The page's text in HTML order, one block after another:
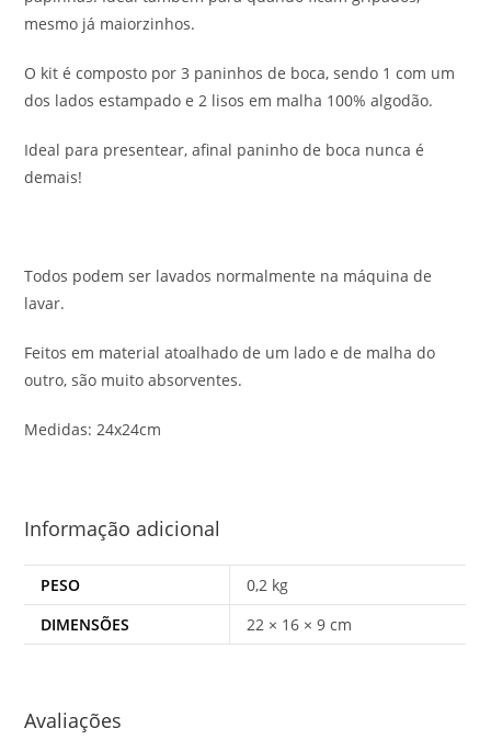
mesmo já maiorzinhos.
O kit é composto por 3 paninhos de boca, sendo 1 com um
dos lados estampado e 2 lisos em malha 100% algodão.
Ideal para presentear, afinal paninho de boca nunca é
demais!
Todos podem ser lavados normalmente na máquina de
lavar.
Feitos em material atoalhado de um lado e de malha do
outro, são muito absorventes.
Medidas: 24x24cm
Informação adicional
PESO
0,2 kg
DIMENSÕES
22 × 16 × 9 cm
Avaliações